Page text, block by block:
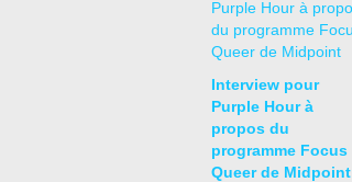
Interview pour
Purple Hour à
propos du
programme Focus
Queer de Midpoint